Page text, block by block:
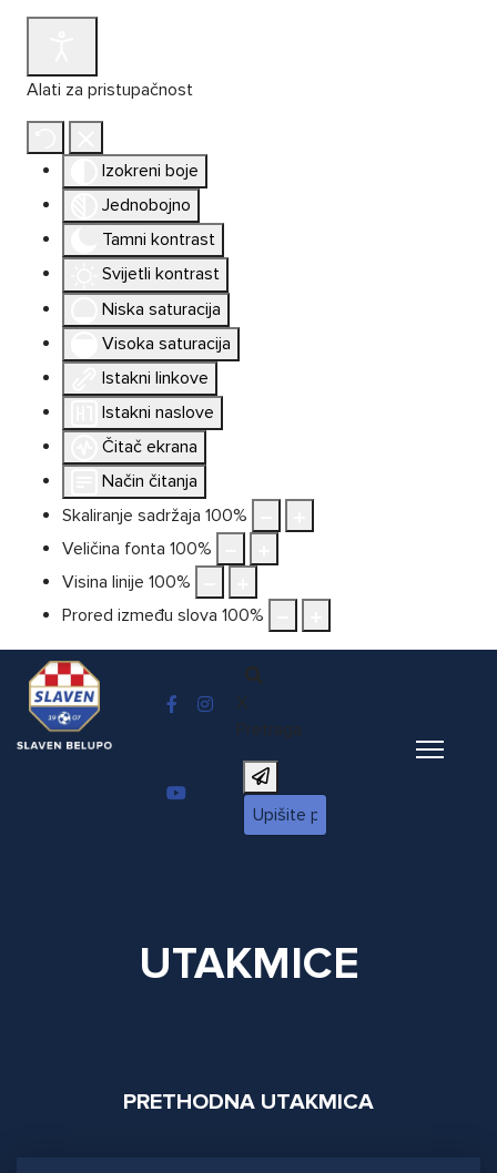
Alati za pristupačnost
Izokreni boje
Jednobojno
Tamni kontrast
Svijetli kontrast
Niska saturacija
Visoka saturacija
Istakni linkove
Istakni naslove
Čitač ekrana
Način čitanja
Skaliranje sadržaja 100%
Veličina fonta 100%
Visina linije 100%
Prored između slova 100%
X
Pretraga
UTAKMICE
PRETHODNA UTAKMICA